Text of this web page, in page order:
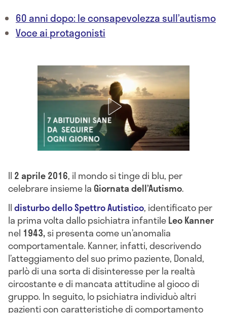
60 anni dopo: le consapevolezza sull’autismo
Voce ai protagonisti
Il 2 aprile 2016, il mondo si tinge di blu, per
celebrare insieme la Giornata dell’Autismo.
Ildisturbo dello Spettro Autistico, identificato per
la prima volta dallo psichiatra infantileLeo Kanner
nel 1943,si presenta come un’anomalia
comportamentale. Kanner, infatti, descrivendo
l’atteggiamento del suo primo paziente, Donald,
parlò di una sorta di disinteresse per la realtà
circostante e di mancata attitudine al gioco di
gruppo. In seguito, lo psichiatra individuò altri
pazienti con caratteristiche di comportamento